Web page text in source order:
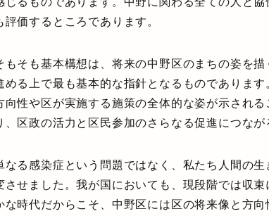
価するところであります。
もそも基本構想は、将来の中野区のまちの姿を
める上で最も基本的な指針となるものでありま
性や区が実施する施策の全体的な姿が示される
区政の活力と区民参加のさらなる促進につなが
る感染症という問題ではなく、私たち人間の生
せました。我が国においても、現段階では収束
時代だからこそ、中野区には区の将来像と方